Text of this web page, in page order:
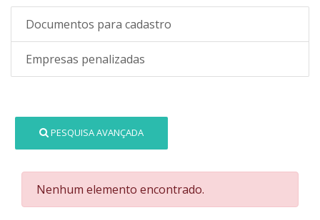
Documentos para cadastro
Empresas penalizadas
PESQUISA AVANÇADA
Nenhum elemento encontrado.